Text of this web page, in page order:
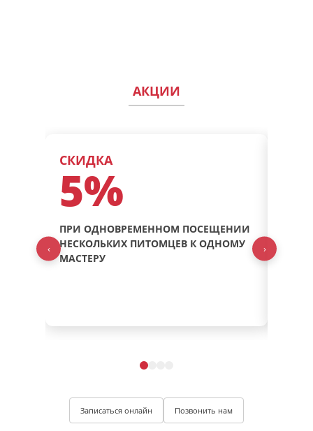
АКЦИИ
‹
СКИДКА
5%
ПРИ ОДНОВРЕМЕННОМ ПОСЕЩЕНИИ
НЕСКОЛЬКИХ ПИТОМЦЕВ К ОДНОМУ
МАСТЕРУ
›
Записаться онлайн Позвонить нам